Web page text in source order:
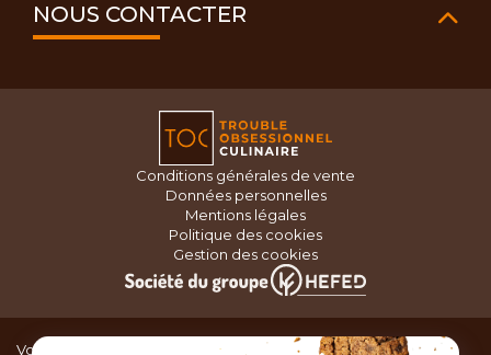
NOUS CONTACTER
Conditions générales de vente
Données personnelles
Mentions légales
Politique des cookies
Gestion des cookies
Vous recherchez du matériel de cuisine pour concocter de